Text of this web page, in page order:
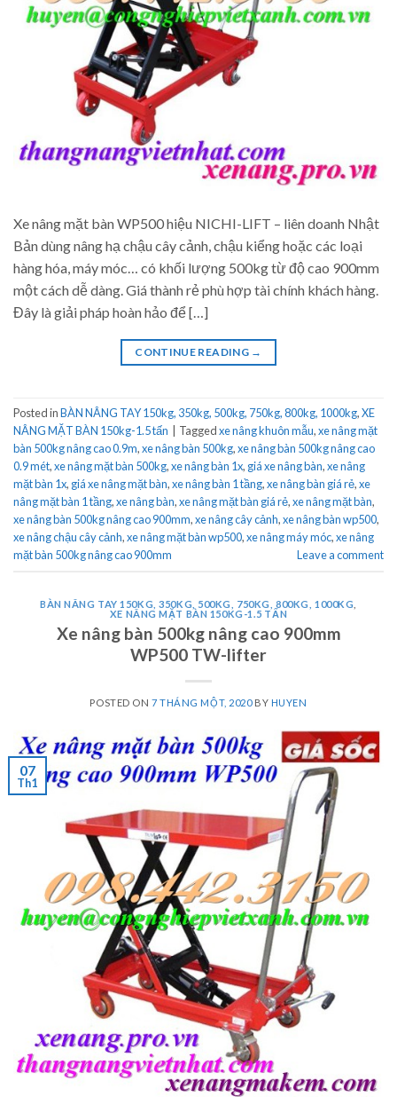
Xe nâng mặt bàn WP500 hiệu NICHI-LIFT – liên doanh Nhật
Bản dùng nâng hạ chậu cây cảnh, chậu kiểng hoặc các loại
hàng hóa, máy móc… có khối lượng 500kg từ độ cao 900mm
một cách dễ dàng. Giá thành rẻ phù hợp tài chính khách hàng.
Đây là giải pháp hoàn hảo để […]
CONTINUE READING →
Posted inBÀN NÂNG TAY 150kg, 350kg, 500kg, 750kg, 800kg, 1000kg,XE
NÂNG MẶT BÀN 150kg-1.5 tấn
Taggedxe nâng khuôn mẫu,xe nâng mặt
bàn 500kg nâng cao 0.9m,xe nâng bàn 500kg,xe nâng bàn 500kg nâng cao
0.9 mét,xe nâng mặt bàn 500kg,xe nâng bàn 1x, giá xe nâng bàn,xe nâng
mặt bàn 1x, giá xe nâng mặt bàn,xe nâng bàn 1 tầng,xe nâng bàn giá rẻ,xe
nâng mặt bàn 1 tầng,xe nâng bàn,xe nâng mặt bàn giá rẻ,xe nâng mặt bàn,
xe nâng bàn 500kg nâng cao 900mm,xe nâng cây cảnh,xe nâng bàn wp500,
xe nâng chậu cây cảnh,xe nâng mặt bàn wp500,xe nâng máy móc,xe nâng
mặt bàn 500kg nâng cao 900mm
Leave a comment
BÀN NÂNG TAY 150KG, 350KG, 500KG, 750KG, 800KG, 1000KG
XE NÂNG MẶT BÀN 150KG-1.5 TẤN
Xe nâng bàn 500kg nâng cao 900mm
WP500 TW-lifter
POSTED ON 7 THÁNG MỘT, 2020BY HUYEN
07
Th1